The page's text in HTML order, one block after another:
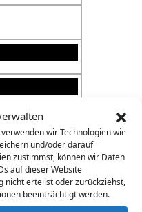
wir Technologien wie
und/oder darauf
zustimmst, können wir Daten
auf dieser Website
nicht erteilst oder zurückziehst,
beeinträchtigt werden.